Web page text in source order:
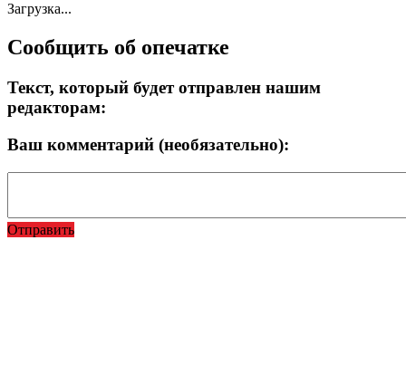
Загрузка...
Сообщить об опечатке
Текст, который будет отправлен нашим
редакторам:
Ваш комментарий (необязательно):
Отправить